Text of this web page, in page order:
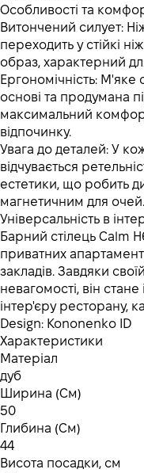
Особливості та
Витончений силует:
переходить у стійкі
образ, характерний
Ергономічність: М'яке
основі та продумана
максимальний
відпочинку.
Увага до деталей: У
відчувається
естетики, що робить
магнетичним для очей.
Універсальність в
Барний стілець Calm
приватних
закладів. Завдяки
невагомості, він
інтер'єру ресторану,
Design: Kononenko ID
Характеристики
Матеріал
дуб
Ширина (См)
50
Глибина (См)
44
Висота посадки, см